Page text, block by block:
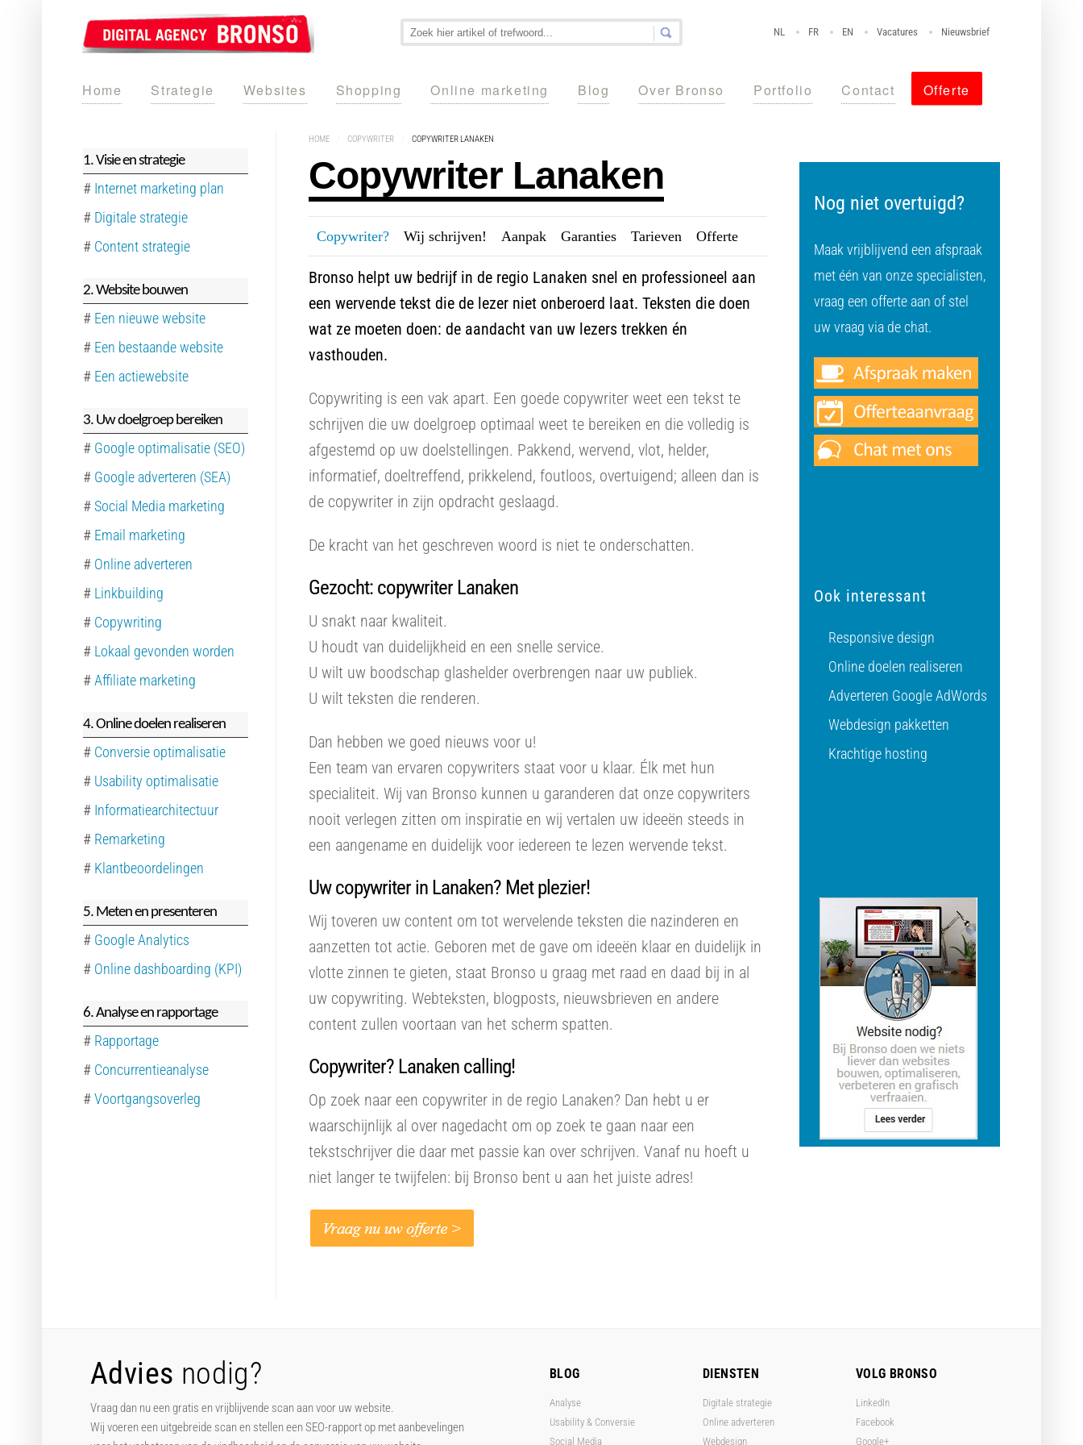
NL FR EN Vacatures Nieuwsbrief
Home Strategie Websites Shopping Online marketing Blog Over Bronso Portfolio Contact Offerte
HOME COPYWRITER COPYWRITER LANAKEN
Copywriter Lanaken
Nog niet overtuigd?
Maak vrijblijvend een afspraak
met één van onze specialisten,
vraag een offerte aan of stel
uw vraag via de chat.
Ook interessant
Responsive design
Online doelen realiseren
Adverteren Google AdWords
Webdesign pakketten
Krachtige hosting
Copywriter?--- Wij schrijven! Aanpak--- Garanties--- Tarieven--- Offerte
Bronso helpt uw bedrijf in de regio Lanaken snel en professioneel aan
een wervende tekst die de lezer niet onberoerd laat. Teksten die doen
wat ze moeten doen: de aandacht van uw lezers trekken én
vasthouden.
Copywriting is een vak apart. Een goede copywriter weet een tekst te
schrijven die uw doelgroep optimaal weet te bereiken en die volledig is
afgestemd op uw doelstellingen. Pakkend, wervend, vlot, helder,
informatief, doeltreffend, prikkelend, foutloos, overtuigend; alleen dan is
de copywriter in zijn opdracht geslaagd.
De kracht van het geschreven woord is niet te onderschatten.
Gezocht: copywriter Lanaken
U snakt naar kwaliteit.
U houdt van duidelijkheid en een snelle service.
U wilt uw boodschap glashelder overbrengen naar uw publiek.
U wilt teksten die renderen.
Dan hebben we goed nieuws voor u!
Een team van ervaren copywriters staat voor u klaar. Élk met hun
specialiteit. Wij van Bronso kunnen u garanderen dat onze copywriters
nooit verlegen zitten om inspiratie en wij vertalen uw ideeën steeds in
een aangename en duidelijk voor iedereen te lezen wervende tekst.
Uw copywriter in Lanaken? Met plezier!
Wij toveren uw content om tot wervelende teksten die nazinderen en
aanzetten tot actie. Geboren met de gave om ideeën klaar en duidelijk in
vlotte zinnen te gieten, staat Bronso u graag met raad en daad bij in al
uw copywriting. Webteksten, blogposts, nieuwsbrieven en andere
content zullen voortaan van het scherm spatten.
Copywriter? Lanaken calling!
Op zoek naar een copywriter in de regio Lanaken? Dan hebt u er
waarschijnlijk al over nagedacht om op zoek te gaan naar een
tekstschrijver die daar met passie kan over schrijven. Vanaf nu hoeft u
niet langer te twijfelen: bij Bronso bent u aan het juiste adres!
1. Visie en strategie
# Internet marketing plan
# Digitale strategie
# Content strategie
2. Website bouwen
# Een nieuwe website
# Een bestaande website
# Een actiewebsite
3. Uw doelgroep bereiken
# Google optimalisatie (SEO)
# Google adverteren (SEA)
#Social Media marketing
# Email marketing
# Online adverteren
# Linkbuilding
# Copywriting
# Lokaal gevonden worden
#Affiliate marketing
4. Online doelen realiseren
# Conversie optimalisatie
# Usability optimalisatie
# Informatiearchitectuur
# Remarketing
# Klantbeoordelingen
5. Meten en presenteren
# Google Analytics
# Online dashboarding (KPI)
6. Analyse en rapportage
# Rapportage
# Concurrentieanalyse
#Voortgangsoverleg
Advies nodig?
Vraag dan nu een gratis en vrijblijvende scan aan voor uw website.
Wij voeren een uitgebreide scan en stellen een SEO-rapport op met aanbevelingen
BLOG
Analyse
Usability & Conversie
Social Media
DIENSTEN
Digitale strategie
Online adverteren
Webdesign
VOLG BRONSO
LinkedIn
Facebook
Google+